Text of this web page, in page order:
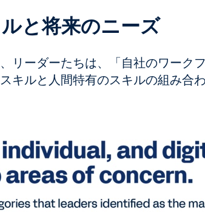
と将来のニーズ
リーダーたちは、「自社のワーク
キルと人間特有のスキルの組み合